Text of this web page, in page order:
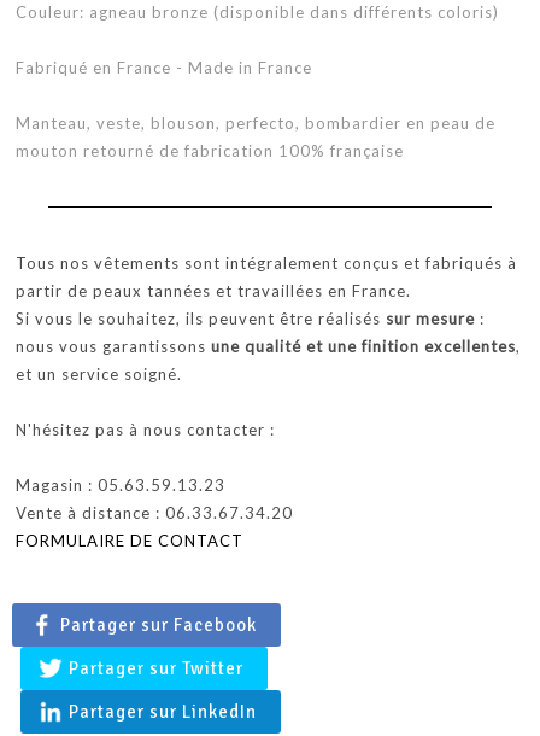
Couleur: agneau bronze (disponible dans différents coloris)
Fabriqué en France - Made in France
Manteau, veste, blouson, perfecto, bombardier en peau de
mouton retourné de fabrication 100% française
Tous nos vêtements sont intégralement conçus et fabriqués à
partir de peaux tannées et travaillées en France.
Si vous le souhaitez, ils peuvent être réalisés sur mesure :
nous vous garantissons une qualité et une finition excellentes,
et un service soigné.
N'hésitez pas à nous contacter :
Magasin : 05.63.59.13.23
Vente à distance : 06.33.67.34.20
FORMULAIRE DE CONTACT
Partager sur Facebook
Partager sur Twitter
Partager sur LinkedIn